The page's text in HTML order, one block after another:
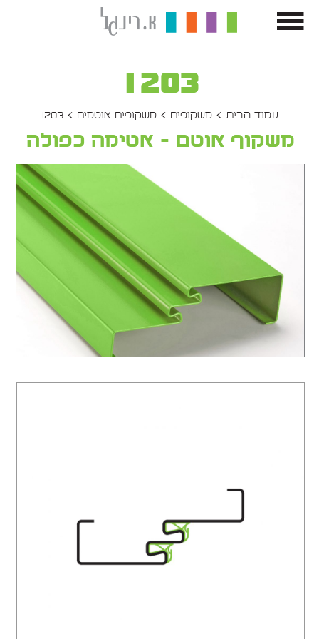
1203
עמוד הבית משקופים משקופים אוטמים 1203
משקוף אוטם - אטימה כפולה